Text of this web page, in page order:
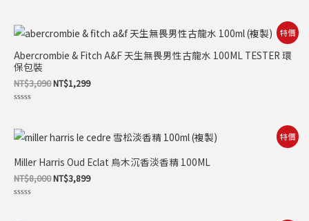
滿
分
特價
Abercrombie & Fitch A&F 天生無畏男性古龍水 100ML TESTER 環
保包裝
NT$3,090
原
始
價
格：
NT$1,299
目
前
價
格：
滿
分
特價
Miller Harris Oud Eclat 烏木沉香淡香精 100ML
NT$8,000
原
始
價
格：
NT$8,000。
NT$3,899
目
前
價
格：
NT$3,899。